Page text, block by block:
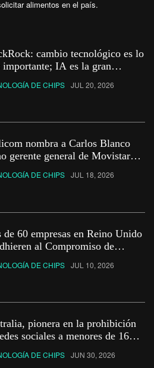
alimentos en el país.
cambio tecnológico es lo
importante; IA es la gran
estructural
DE CHIPS JUL 20, 2026
nombra a Carlos Blanco
gerente general de Movistar
DE CHIPS JUL 18, 2026
de 60 empresas en Reino Unido
al Compromiso de
DE CHIPS JUL 10, 2026
pionera en la prohibición
sociales a menores de 16
endurece medidas con
más severas
DE CHIPS JUN 30, 2026